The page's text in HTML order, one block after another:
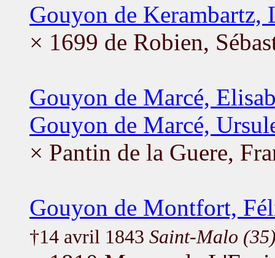
Gouyon de Kerambartz,
× 1699 de Robien,
Gouyon de Marcé,
Gouyon de Marcé,
× Pantin de la Guere,
Gouyon de Montfort,
†14 avril 1843 Saint-Malo